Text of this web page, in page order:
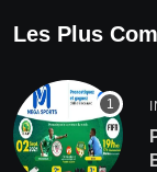
Les Plus